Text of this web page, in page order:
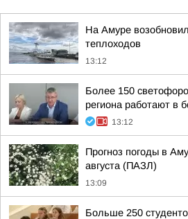
На Амуре
теплоходов
13:12
Более 150
региона работают в
13:12
Прогноз погоды в
августа (ПАЗЛ)
13:09
Больше 250